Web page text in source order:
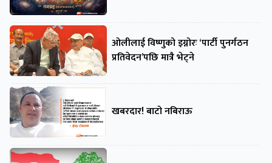
ओलीलाई विष्णुको इग्नोरः ‘पार्टी पुनर्गठन
प्रतिवेदन’पछि मात्रै भेट्ने
खबरदार! बाटो नबिराऊ